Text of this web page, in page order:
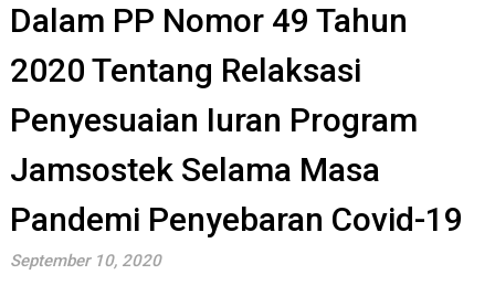
Dalam PP Nomor 49 Tahun
2020 Tentang Relaksasi
Penyesuaian Iuran Program
Jamsostek Selama Masa
Pandemi Penyebaran Covid-19
September 10, 2020